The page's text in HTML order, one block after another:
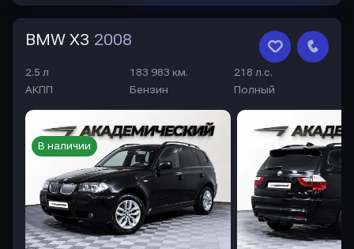
BMW X3 2008
2.5 л 183 983 км.
218 л.с.
АКПП
Бензин Полный
В наличии